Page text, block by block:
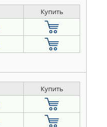
Купить
Купить